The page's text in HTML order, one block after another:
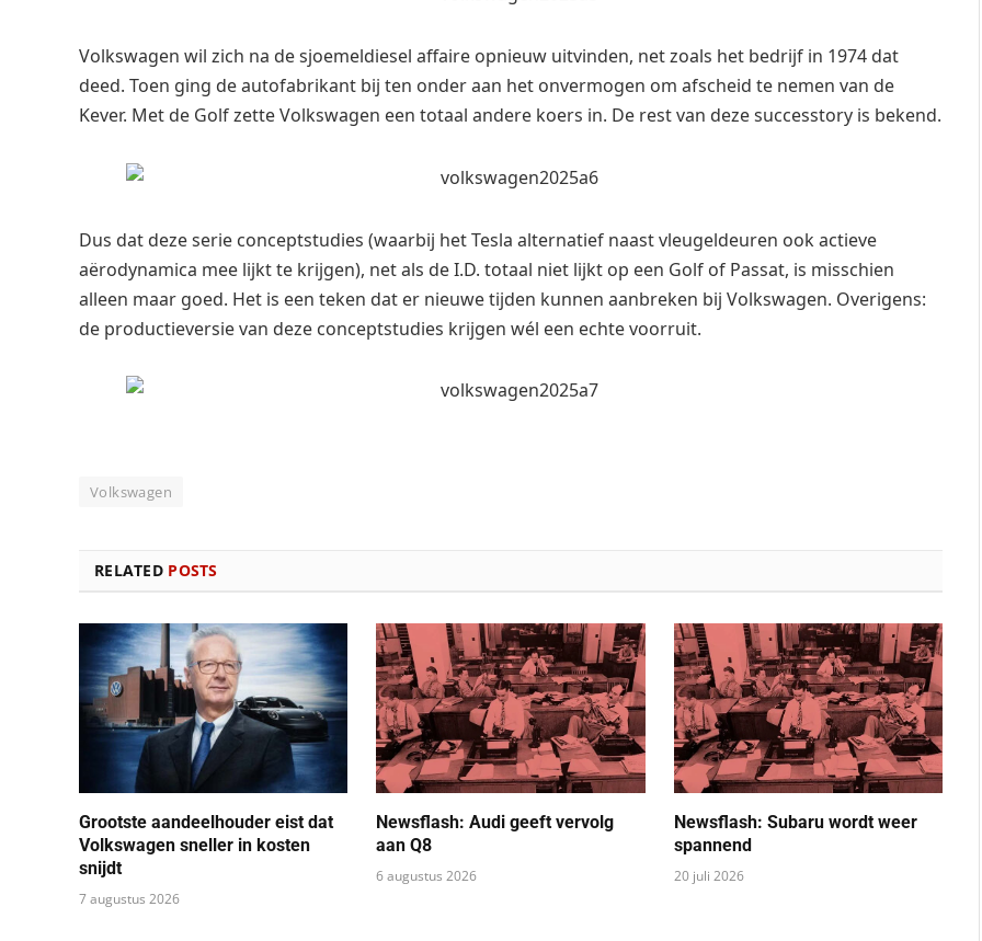
Volkswagen wil zich na de sjoemeldiesel affaire opnieuw uitvinden, net zoals het bedrijf in 1974 dat
deed. Toen ging de autofabrikant bij ten onder aan het onvermogen om afscheid te nemen van de
Kever. Met de Golf zette Volkswagen een totaal andere koers in. De rest van deze successtory is bekend.
Dus dat deze serie conceptstudies (waarbij het Tesla alternatief naast vleugeldeuren ook actieve
aërodynamica mee lijkt te krijgen), net als de I.D. totaal niet lijkt op een Golf of Passat, is misschien
alleen maar goed. Het is een teken dat er nieuwe tijden kunnen aanbreken bij Volkswagen. Overigens:
de productieversie van deze conceptstudies krijgen wél een echte voorruit.
Volkswagen
RELATED POSTS
Grootste aandeelhouder eist dat
Volkswagen sneller in kosten
snijdt
7 augustus 2026
Newsflash: Audi geeft vervolg
aan Q8
6 augustus 2026
Newsflash: Subaru wordt weer
spannend
20 juli 2026